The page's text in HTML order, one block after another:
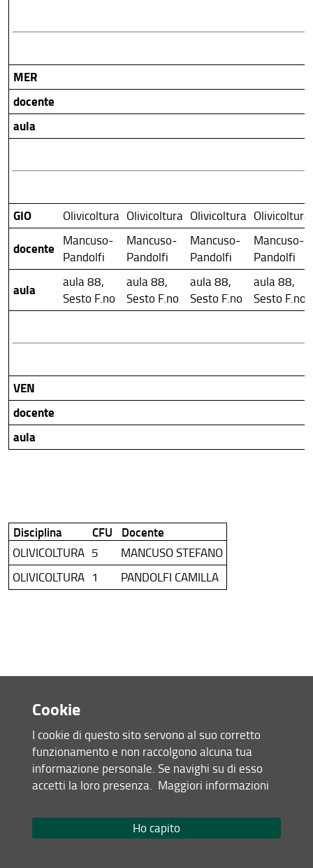
MER
docente
aula
GIO Olivicoltura Olivicoltura Olivicoltura Olivicoltura
docente
Mancuso-
Pandolfi
Mancuso-
Pandolfi
Mancuso-
Pandolfi
Mancuso-
Pandolfi
aula
aula 88,
Sesto F.no
aula 88,
Sesto F.no
aula 88,
Sesto F.no
aula 88,
Sesto F.no
VEN
docente
aula
Disciplina CFU Docente
OLIVICOLTURA 5
MANCUSO STEFANO
OLIVICOLTURA 1 PANDOLFI CAMILLA
Secondo anno di corso
(percorso: Produzioni vegetali di pregio)
8:30
9:30 10:30
LUN
Frutticoltura
delle zone
Frutticoltura
delle zone
Frutticoltura
delle zone
Nencetti
Cookie
I cookie di questo sito servono al suo corretto
funzionamento e non raccolgono alcuna tua
informazione personale. Se navighi su di esso
accetti la loro presenza. Maggiori informazioni
Ho capito